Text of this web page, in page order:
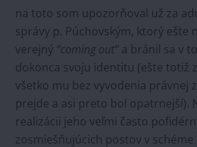
na toto som upozorňoval už za
správy p. Púchovským, ktorý ešte
verejný “coming out” a bránil sa v
dokonca svoju identitu (ešte totiž
všetko mu bez vyvodenia právnej
prejde a asi preto bol opatrnejší).
realizácii jeho veľmi často
zosmiešňujúcich postov v schéme